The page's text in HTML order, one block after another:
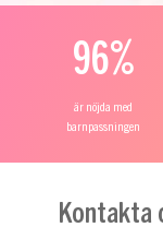
96%
är nöjda med
barnpassningen
Kontakta